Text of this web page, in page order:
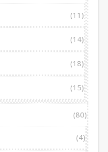
(11)
(14)
(18)
(15)
(80)
(4)